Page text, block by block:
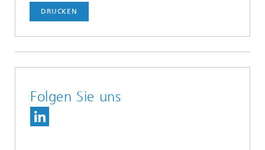
DRUCKEN
Folgen Sie uns